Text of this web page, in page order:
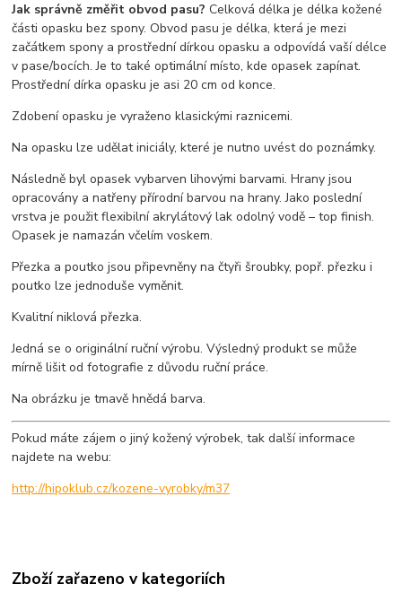
Jak správně změřit obvod pasu?Celková délka je délka kožené
části opasku bez spony. Obvod pasu je délka, která je mezi
začátkem spony a prostřední dírkou opasku a odpovídá vaší délce
v pase/bocích. Je to také optimální místo, kde opasek zapínat.
Prostřední dírka opasku je asi 20 cm od konce.
Zdobení opasku je vyraženo klasickými raznicemi.
Na opasku lze udělat iniciály, které je nutno uvést do poznámky.
Následně byl opasek vybarven lihovými barvami. Hrany jsou
opracovány a natřeny přírodní barvou na hrany. Jako poslední
vrstva je použit flexibilní akrylátový lak odolný vodě – top finish.
Opasek je namazán včelím voskem.
Přezka a poutko jsou připevněny na čtyři šroubky, popř. přezku i
poutko lze jednoduše vyměnit.
Kvalitní niklová přezka.
Jedná se o originální ruční výrobu. Výsledný produkt se může
mírně lišit od fotografie z důvodu ruční práce.
Na obrázku je tmavě hnědá barva.
Pokud máte zájem o jiný kožený výrobek, tak další informace
najdete na webu:
http://hipoklub.cz/kozene-vyrobky/m37
Zboží zařazeno v kategoriích